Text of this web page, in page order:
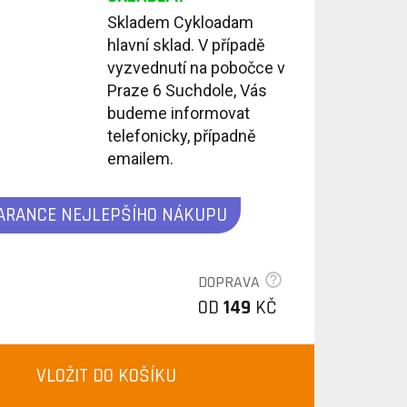
Skladem Cykloadam
hlavní sklad. V případě
vyzvednutí na pobočce v
Praze 6 Suchdole, Vás
budeme informovat
telefonicky, případně
emailem.
NEJLEPŠÍHO NÁKUPU
DOPRAVA
OD 149 KČ
VLOŽIT DO KOŠÍKU